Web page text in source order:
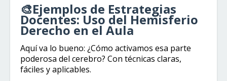
🎨Ejemplos de Estrategias
Docentes: Uso del Hemisferio
Derecho en el Aula
Aquí va lo bueno: ¿Cómo activamos esa parte
poderosa del cerebro? Con técnicas claras,
fáciles y aplicables.